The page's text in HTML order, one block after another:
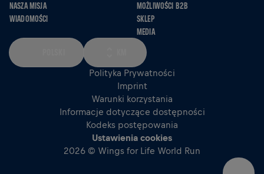
NASZA MISJA
WIADOMOŚCI
MOŻLIWOŚCI B2B
SKLEP
MEDIA
Polityka Prywatności
Imprint
Warunki korzystania
Informacje dotyczące dostępności
Kodeks postępowania
Ustawienia cookies
2026 © Wings for Life World Run